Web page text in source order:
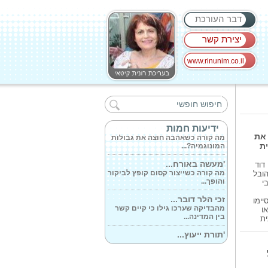
דבר העורכת
יצירת קשר
www.rinunim.co.il
ידיעות חמות
על שבץ מוחי-...
מה הם סוגי אירועי שבץ מוחיים?
מהם גורמי...
'פתוחה' ממואר...
מה קורה כשאהבה חוצה את גבולות
המונוגמיה?...
'מעשה באורח...
מה קורה כשייצור קסום קופץ לביקור
והופך...
זכי הלר דובר...
מהבדיקה שערכו גילו כי קיים קשר
בין המדינה...
'תורת ייעוץ...
מהבנק לרב מכר: יועץ המשכנתאות
את
דוד
שסיימו